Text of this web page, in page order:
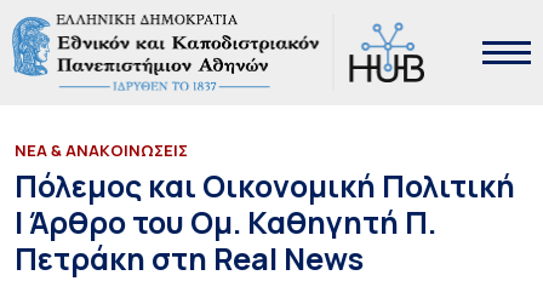
ΝΕΑ & ΑΝΑΚΟΙΝΩΣΕΙΣ
Πόλεμος και Οικονομική Πολιτική
| Άρθρο του Ομ. Καθηγητή Π.
Πετράκη στη Real News